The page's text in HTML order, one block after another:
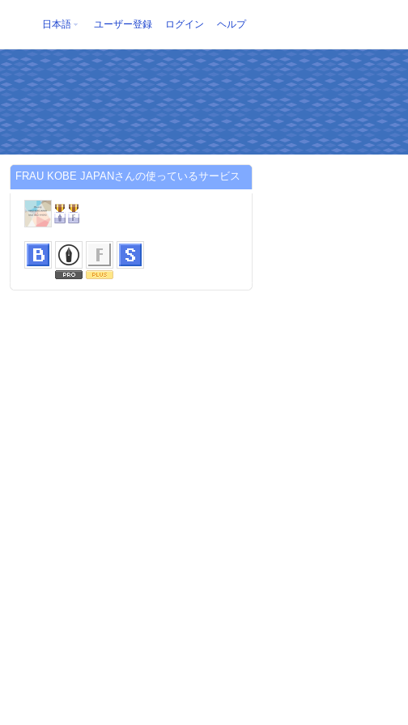
日本語 ユーザー登録 ログイン ヘルプ
FRAU KOBE JAPANさんの使っているサービス